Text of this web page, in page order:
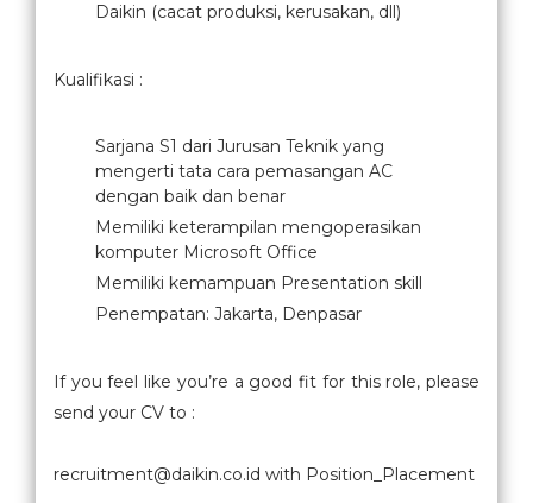
Daikin (cacat produksi, kerusakan, dll)
Kualifikasi :
Sarjana S1 dari Jurusan Teknik yang
mengerti tata cara pemasangan AC
dengan baik dan benar
Memiliki keterampilan mengoperasikan
komputer Microsoft Office
Memiliki kemampuan Presentation skill
Penempatan: Jakarta, Denpasar
If you feel like you’re a good fit for this role, please
send your CV to :
recruitment@daikin.co.id with Position_Placement